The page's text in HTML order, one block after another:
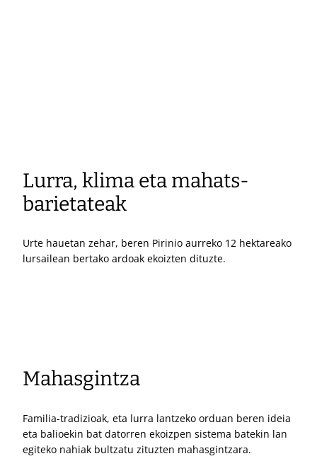
Lurra, klima eta mahats-
barietateak
Urte hauetan zehar, beren Pirinio aurreko 12 hektareako
lursailean bertako ardoak ekoizten dituzte.
Mahasgintza
Familia-tradizioak, eta lurra lantzeko orduan beren ideia
eta balioekin bat datorren ekoizpen sistema batekin lan
egiteko nahiak bultzatu zituzten mahasgintzara.